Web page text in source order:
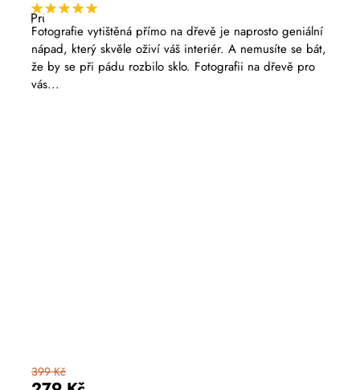
Průměrné
hodnocení
produktu
je
5,0
z
5
399 Kč
Fotografie vytištěná přímo na dřevě je naprosto geniální
nápad, který skvěle oživí váš interiér. A nemusíte se bát,
že by se při pádu rozbilo sklo. Fotografii na dřevě pro
vás...